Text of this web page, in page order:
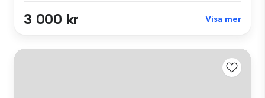
3 000 kr Visa mer